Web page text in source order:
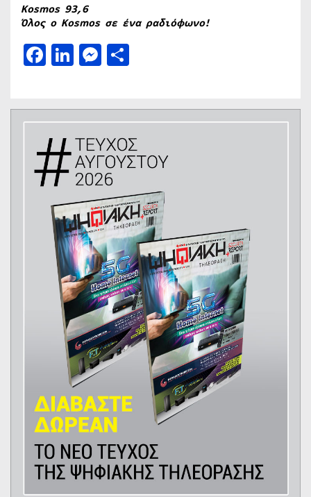
Kosmos 93,6
Όλος ο Kosmos σε ένα ραδιόφωνο!
Facebook
LinkedIn
Messenger